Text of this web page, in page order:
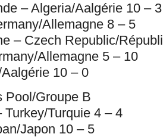
– Algeria/Aalgérie 10 – 3
Allemagne 8 – 5
– Czech Republic/
Allemagne 5 – 10
10 – 0
Pool/Groupe B
Turkey/Turquie 4 – 4
Japon 10 – 5